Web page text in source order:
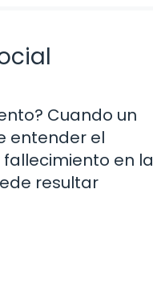
Cuando un
entender el
en la
resultar